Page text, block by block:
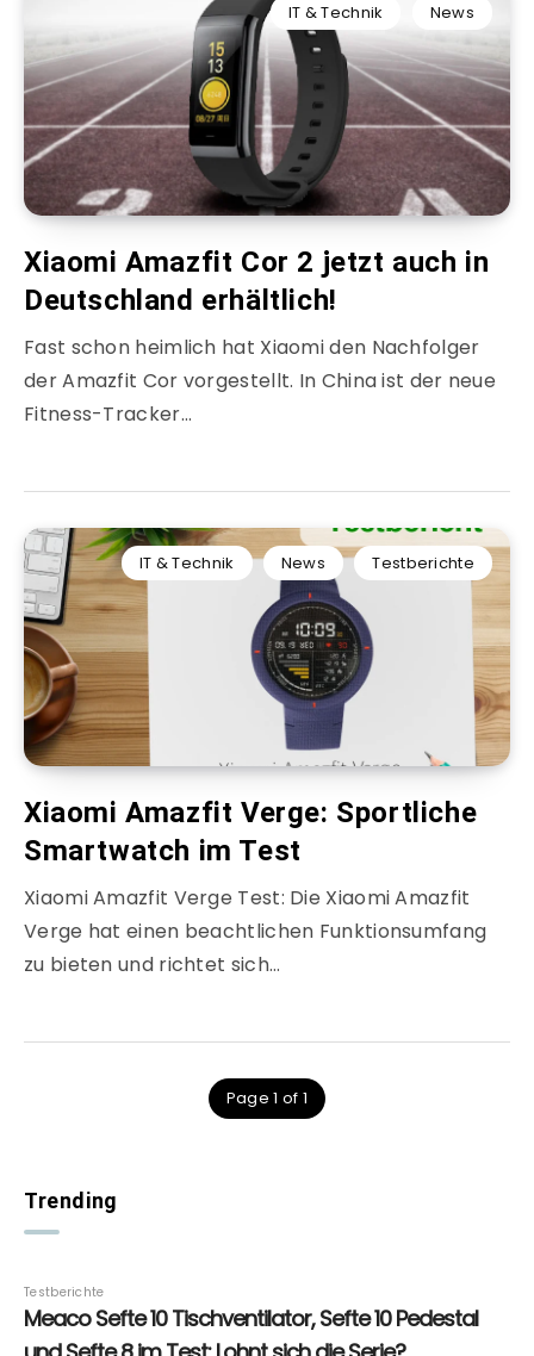
IT & Technik News
Xiaomi Amazfit Cor 2 jetzt auch in
Deutschland erhältlich!
Fast schon heimlich hat Xiaomi den Nachfolger
der Amazfit Cor vorgestellt. In China ist der neue
Fitness-Tracker…
IT & Technik News Testberichte
Xiaomi Amazfit Verge: Sportliche
Smartwatch im Test
Xiaomi Amazfit Verge Test: Die Xiaomi Amazfit
Verge hat einen beachtlichen Funktionsumfang
zu bieten und richtet sich…
Page 1 of 1
Trending